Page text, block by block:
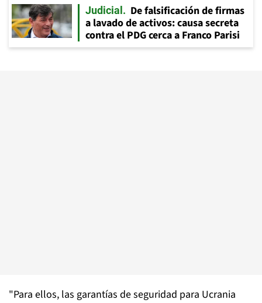
Judicial
De falsificación de firmas
a lavado de activos: causa secreta
contra el PDG cerca a Franco Parisi
"Para ellos, las garantías de seguridad para Ucrania